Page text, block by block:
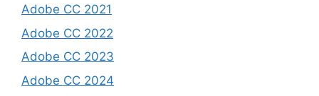
Adobe CC 2021
Adobe CC 2022
Adobe CC 2023
Adobe CC 2024